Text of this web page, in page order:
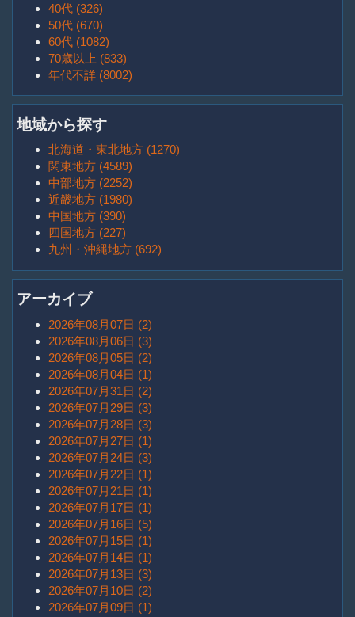
40代 (326)
50代 (670)
60代 (1082)
70歳以上 (833)
年代不詳 (8002)
地域から探す
北海道・東北地方 (1270)
関東地方 (4589)
中部地方 (2252)
近畿地方 (1980)
中国地方 (390)
四国地方 (227)
九州・沖縄地方 (692)
アーカイブ
2026年08月07日 (2)
2026年08月06日 (3)
2026年08月05日 (2)
2026年08月04日 (1)
2026年07月31日 (2)
2026年07月29日 (3)
2026年07月28日 (3)
2026年07月27日 (1)
2026年07月24日 (3)
2026年07月22日 (1)
2026年07月21日 (1)
2026年07月17日 (1)
2026年07月16日 (5)
2026年07月15日 (1)
2026年07月14日 (1)
2026年07月13日 (3)
2026年07月10日 (2)
2026年07月09日 (1)